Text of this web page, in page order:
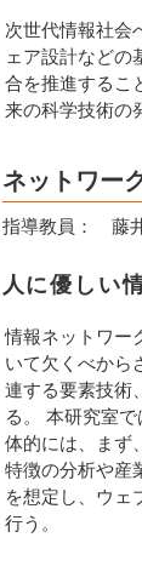
次世代情報社会
ェア設計など
合を推進するこ
来の科学技術の
ネットワー
指導教員：
人に優しい
情報ネットワー
いて欠くべから
連する要素技術
る。 本研究室
体的には、まず
特徴の分析や産
を想定し、ウ
行う。